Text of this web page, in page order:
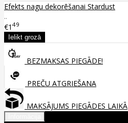
Efekts nagu dekorēšanai Stardust
..
€1 49
BEZMAKSAS PIEGĀDE!
PREČU ATGRIEŠANA
MAKSĀJUMS PIEGĀDES LAIKĀ